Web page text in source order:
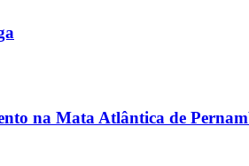
na Mata Atlântica de